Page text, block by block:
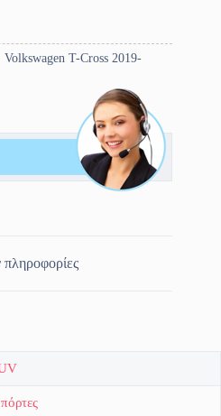
Volkswagen T-Cross 2019-
πληροφορίες